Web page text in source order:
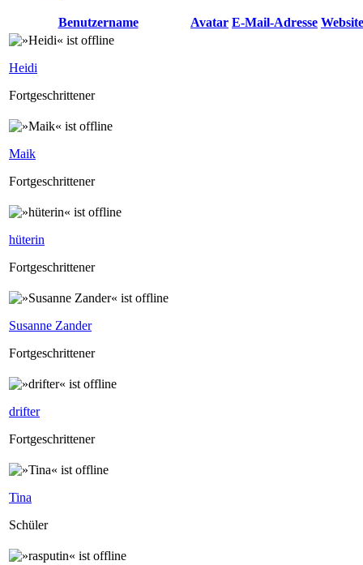
Benutzername Avatar E-Mail-Adresse Website
Heidi
Fortgeschrittener
Maik
Fortgeschrittener
hüterin
Fortgeschrittener
Susanne Zander
Fortgeschrittener
drifter
Fortgeschrittener
Tina
Schüler